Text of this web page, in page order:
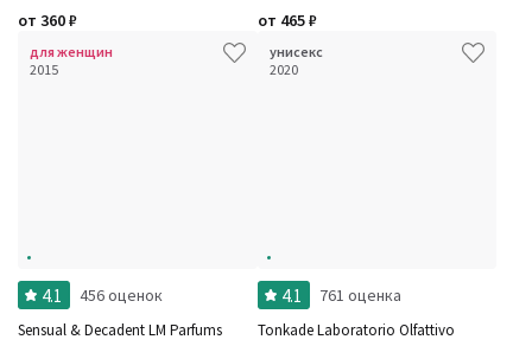
от 360₽ от 465₽
для женщин
2015
4.1 456 оценок
Sensual & Decadent LM Parfums
унисекс
2020
4.1 761 оценка
Tonkade Laboratorio Olfattivo